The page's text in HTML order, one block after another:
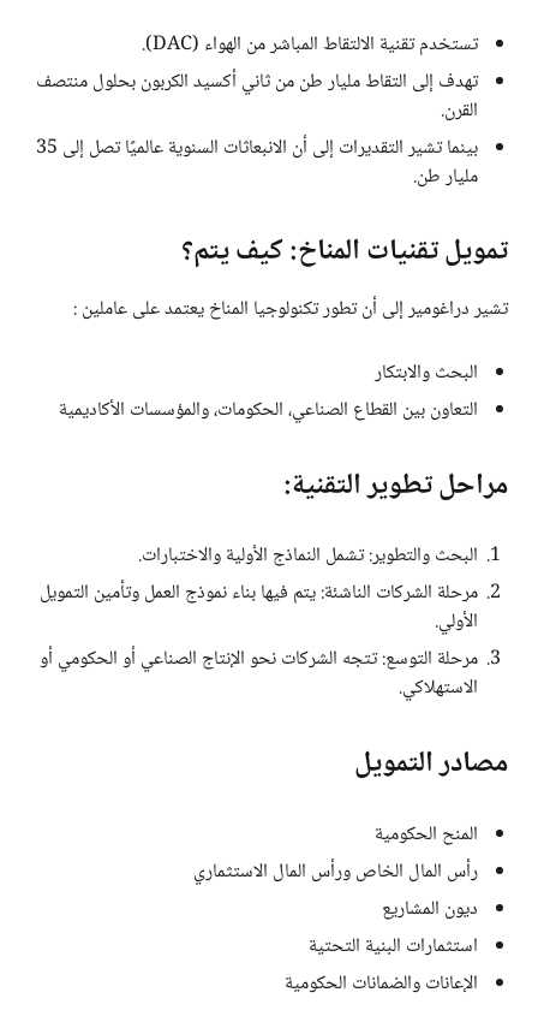
تستخدم تقنية الالتقاط المباشر من الهواء (DAC).
تهدف إلى التقاط مليار طن من ثاني أكسيد الكربون بحلول منتصف
القرن.
بينما تشير التقديرات إلى أن الانبعاثات السنوية عالميًا تصل إلى 35
مليار طن.
تمويل تقنيات المناخ: كيف يتم؟
تشير دراغومير إلى أن تطور تكنولوجيا المناخ يعتمد على عاملين :
البحث والابتكار
التعاون بين القطاع الصناعي، الحكومات، والمؤسسات الأكاديمية
مراحل تطوير التقنية:
البحث والتطوير: تشمل النماذج الأولية والاختبارات.
مرحلة الشركات الناشئة: يتم فيها بناء نموذج العمل وتأمين التمويل
الأولي.
مرحلة التوسع: تتجه الشركات نحو الإنتاج الصناعي أو الحكومي أو
الاستهلاكي.
مصادر التمويل
المنح الحكومية
رأس المال الخاص ورأس المال الاستثماري
ديون المشاريع
استثمارات البنية التحتية
الإعانات والضمانات الحكومية